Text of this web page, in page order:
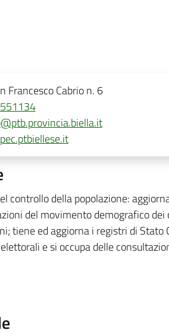
Francesco Cabrio n. 6
controllo della popolazione:
del movimento demografico
tiene ed aggiorna i registri di
e si occupa delle